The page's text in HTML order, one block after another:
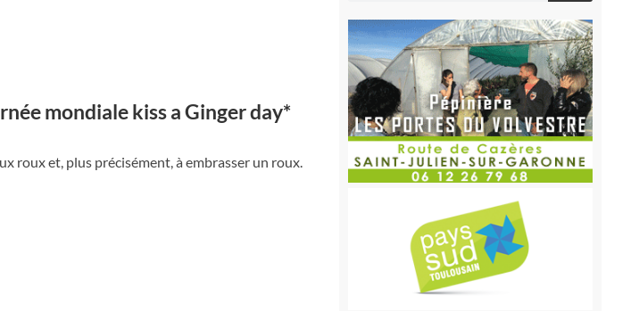
mondiale kiss a Ginger day*
roux et, plus précisément, à embrasser un roux.